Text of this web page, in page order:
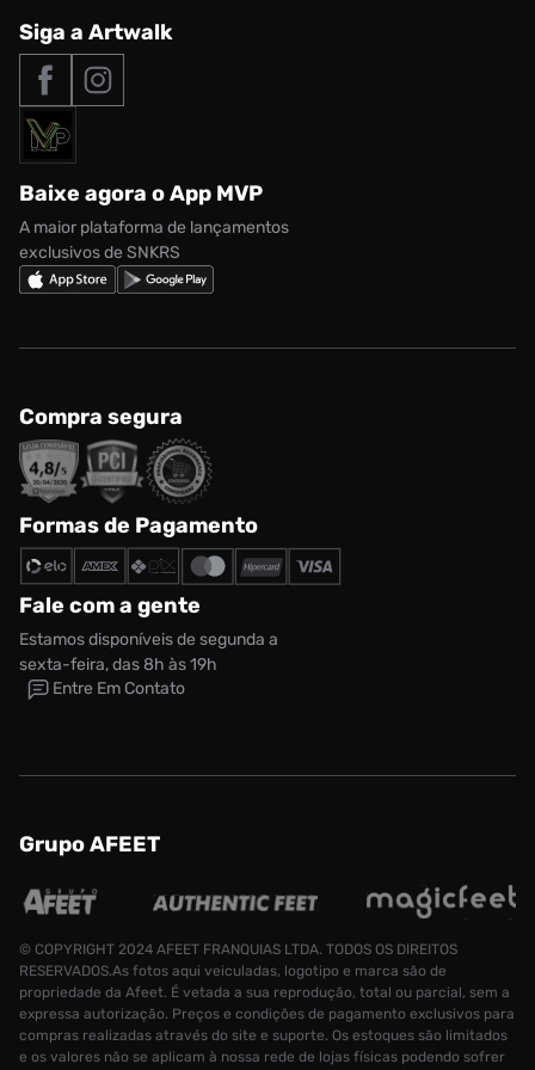
Outlet
Roupas
Acessórios
Marcas
adidas Samba
Nike Air Max
adidas Adi2000
adidas Campus
Nike Shox
Seja um franqueado
Nossas lojas
Termos de uso
Política de privacidade
Regulamento CRM/ CASHBACK
Regulamento Cupom
Central de Relacionamento
Tipos de entrega
Formas de Pagamento
Solicite seus dados
Siga a Artwalk
Baixe agora o App MVP
A maior plataforma de lançamentos
exclusivos de SNKRS
Compra segura
Formas de Pagamento
Fale com a gente
Estamos disponíveis de segunda a
sexta-feira, das 8h às 19h
Entre Em Contato
Grupo AFEET
© COPYRIGHT 2024 AFEET FRANQUIAS LTDA. TODOS OS DIREITOS
RESERVADOS.As fotos aqui veiculadas, logotipo e marca são de
propriedade da Afeet. É vetada a sua reprodução, total ou parcial, sem a
expressa autorização. Preços e condições de pagamento exclusivos para
compras realizadas através do site e suporte. Os estoques são limitados
e os valores não se aplicam à nossa rede de lojas físicas podendo sofrer